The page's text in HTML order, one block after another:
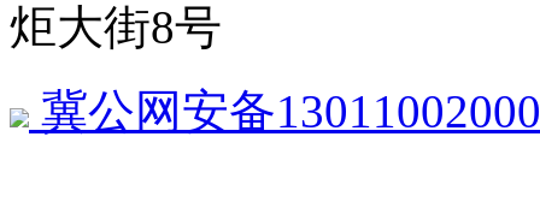
炬大街8号
冀公网安备